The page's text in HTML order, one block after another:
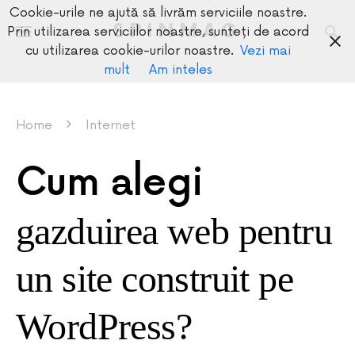
SPINMAG
Home Internet
Cum alegi
gazduirea web pentru
un site construit pe
WordPress?
Cookie-urile ne ajută să livrăm serviciile noastre.
Prin utilizarea serviciilor noastre, sunteți de acord
cu utilizarea cookie-urilor noastre. Vezi mai
mult
Am inteles